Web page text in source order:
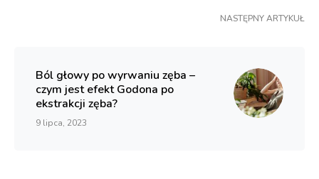
NASTĘPNY ARTYKUŁ
Ból głowy po wyrwaniu zęba –
czym jest efekt Godona po
ekstrakcji zęba?
9 lipca, 2023